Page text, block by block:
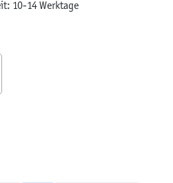
10-14 Werktage